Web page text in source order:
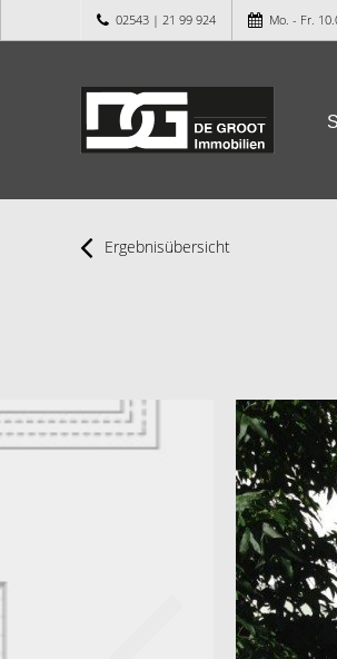
02543 | 21 99 924 Mo. - Fr.
Ergebnisübersicht